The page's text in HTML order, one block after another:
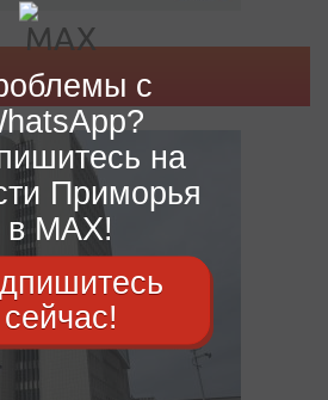
с
на
Приморья
в MAX!
сейчас!